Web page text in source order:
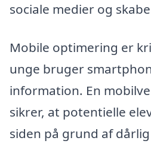
sociale medier og
Mobile optimering er
unge bruger
information. En
sikrer, at potentielle
siden på grund af